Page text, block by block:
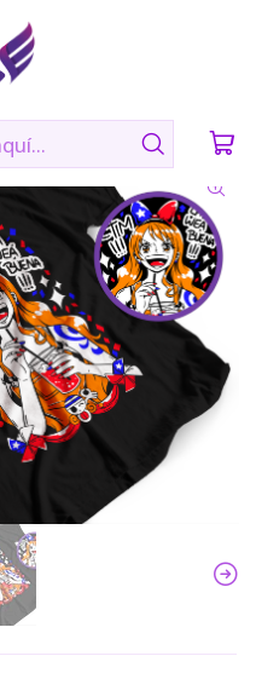
Envíos vía Blue Express a
DIECIOCHERA- ONE PIECE